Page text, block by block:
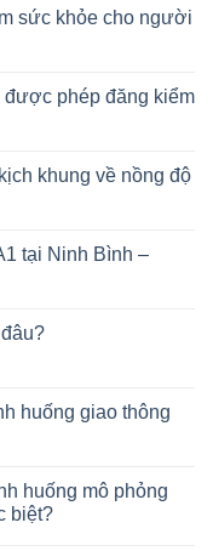
sức khỏe cho người
được phép đăng kiểm
khung về nồng độ
tại Ninh Bình –
huống giao thông
huống mô phỏng
biệt?